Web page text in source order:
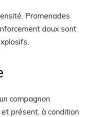
Promenades
doux sont
compagnon
présent, à condition